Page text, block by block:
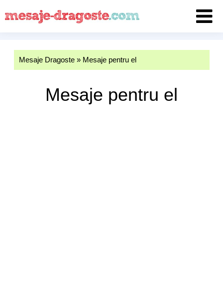
Mesaje Dragoste» Mesaje pentru el
Mesaje pentru el